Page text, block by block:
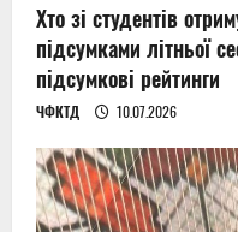
Хто зі студентів
підсумками літньої
підсумкові рейтинги
ЧФКТД 10.07.2026